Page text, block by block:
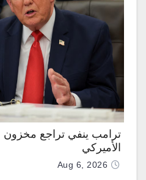
ترامب ينفي تراجع مخزون
الأميركي
Aug 6, 2026